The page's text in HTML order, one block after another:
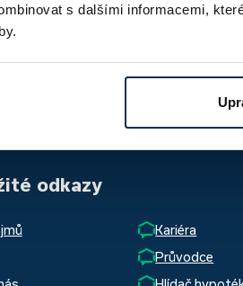
s dalšími informacemi,
lepší
odkazy
Kariéra
Průvodce